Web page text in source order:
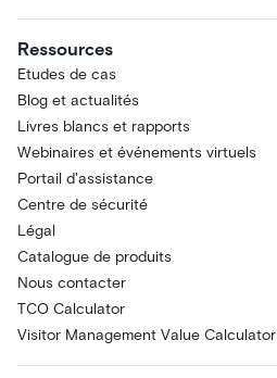
Ressources
Etudes de cas
Blog et actualités
Livres blancs et rapports
Webinaires et événements virtuels
Portail d'assistance
Centre de sécurité
Légal
Catalogue de produits
Nous contacter
TCO Calculator
Visitor Management Value Calculator